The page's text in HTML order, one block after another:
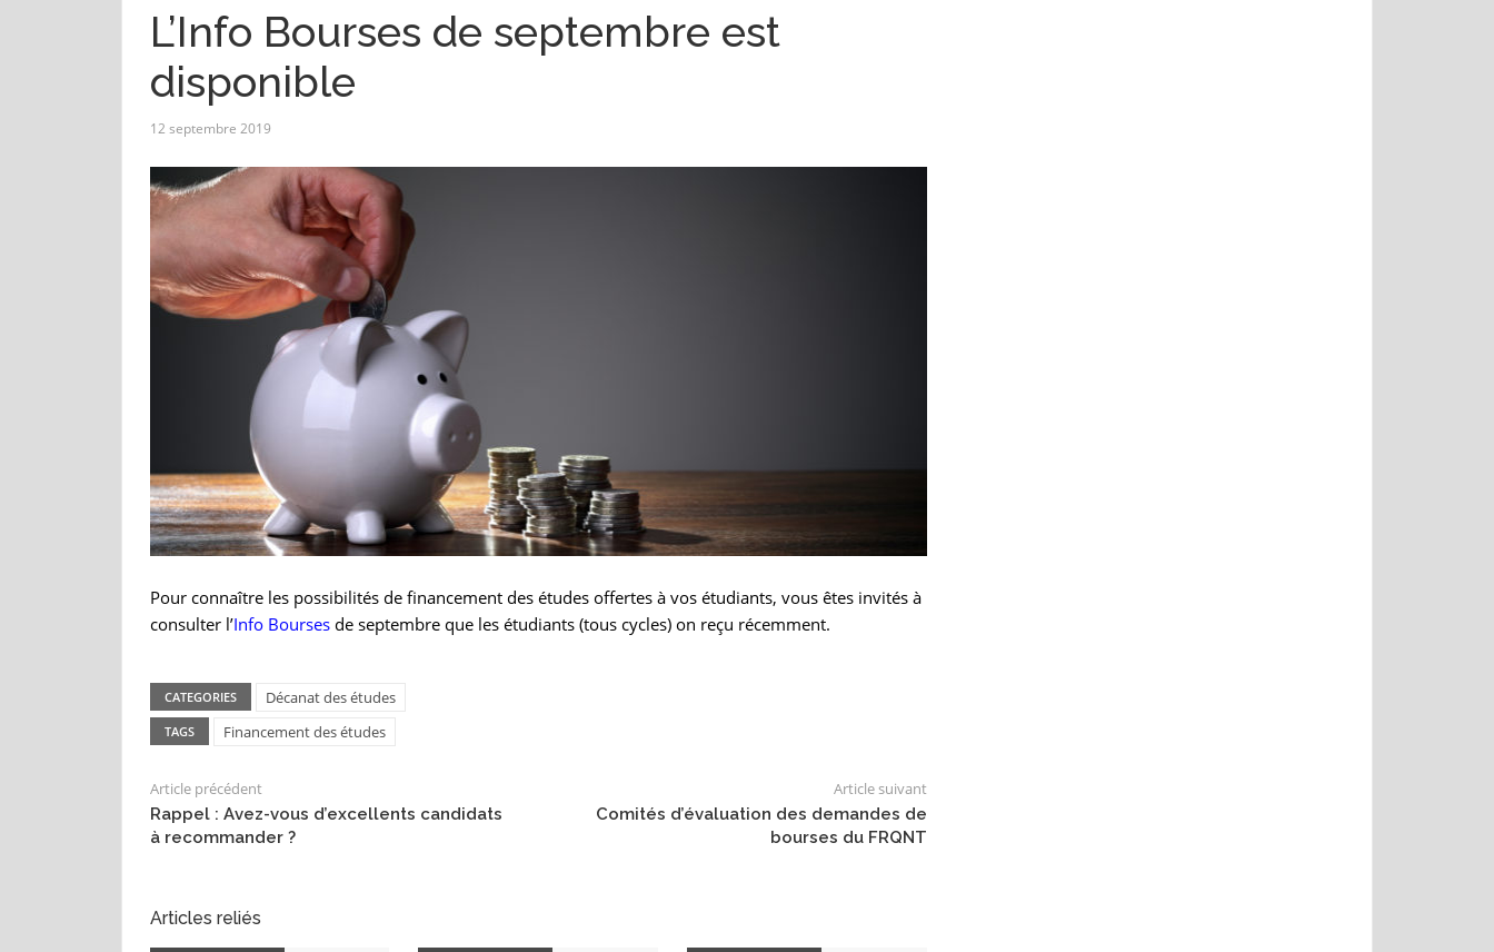
L’Info Bourses de septembre est
disponible
12 septembre 2019
Pour connaître les possibilités de financement des études offertes à vos étudiants, vous êtes invités à
consulter l’Info Bourses de septembre que les étudiants (tous cycles) on reçu récemment.
CATEGORIES Décanat des études
TAGS Financement des études
Article précédent
Rappel : Avez-vous d’excellents candidats
à recommander ?
Article suivant
Comités d’évaluation des demandes de
bourses du FRQNT
Articles reliés